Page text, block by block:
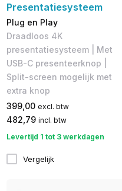
Presentatiesysteem
Plug en Play
Draadloos 4K
presentatiesysteem | Met
USB-C presenteerknop |
Split-screen mogelijk met
extra knop
399,00 excl. btw
482,79 incl. btw
Levertijd 1 tot 3 werkdagen
Vergelijk